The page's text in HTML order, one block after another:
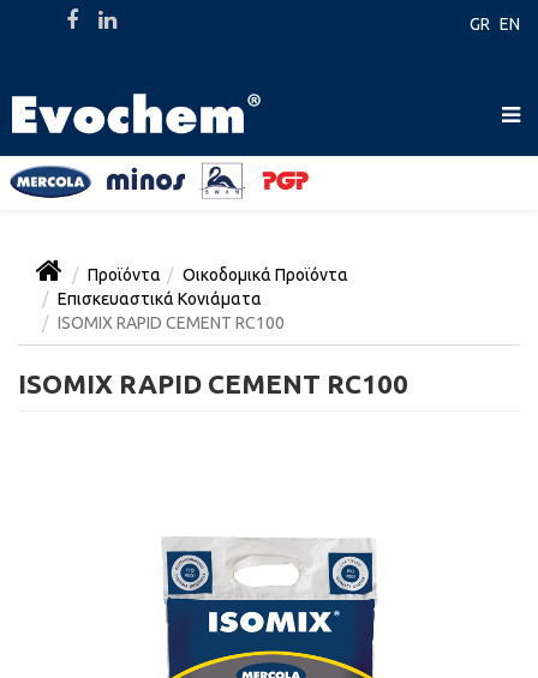
GR EN
Προϊόντα
Οικοδομικά Προϊόντα
Επισκευαστικά Κονιάματα
ISOMIX RAPID CEMENT RC100
ISOMIX RAPID CEMENT RC100